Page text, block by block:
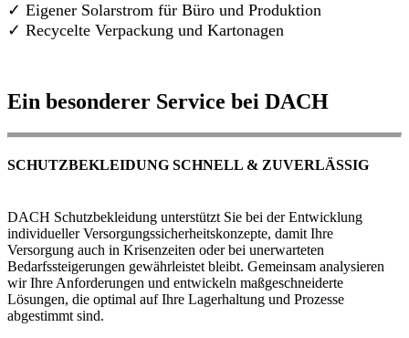
✓ Eigener Solarstrom für Büro und Produktion
✓ Recycelte Verpackung und Kartonagen
Ein besonderer Service bei DACH
SCHUTZBEKLEIDUNG SCHNELL & ZUVERLÄSSIG
DACH Schutzbekleidung unterstützt Sie bei der Entwicklung
individueller Versorgungssicherheitskonzepte, damit Ihre
Versorgung auch in Krisenzeiten oder bei unerwarteten
Bedarfssteigerungen gewährleistet bleibt. Gemeinsam analysieren
wir Ihre Anforderungen und entwickeln maßgeschneiderte
Lösungen, die optimal auf Ihre Lagerhaltung und Prozesse
abgestimmt sind.